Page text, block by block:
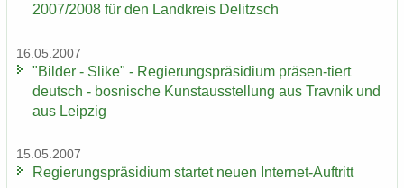
2007/2008 für den Land­kreis De­litzsch
16.05.2007
"Bil­der - Slike" - Re­gie­rungs­prä­si­di­um präsen-​tiert
deutsch - bos­ni­sche Kunst­aus­stel­lung aus Trav­nik und
aus Leip­zig
15.05.2007
Re­gie­rungs­prä­si­di­um star­tet neuen Internet-​Auftritt